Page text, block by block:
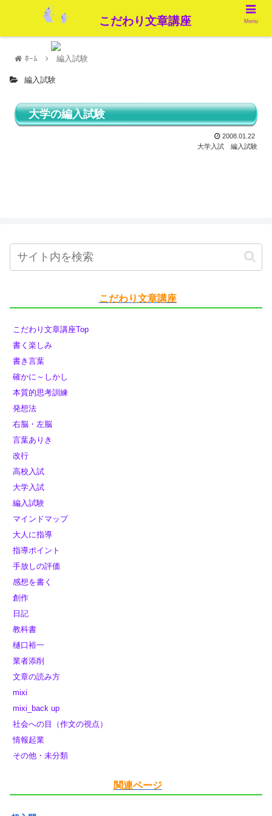
ﾎｰﾑ 編入試験
編入試験
大学の編入試験
2008.01.22
大学入試
編入試験
こだわり文章講座
こだわり文章講座Top
書く楽しみ
書き言葉
確かに～しかし
本質的思考訓練
発想法
右脳・左脳
言葉ありき
改行
高校入試
大学入試
編入試験
マインドマップ
大人に指導
指導ポイント
手放しの評価
感想を書く
創作
日記
教科書
樋口裕一
業者添削
文章の読み方
mixi
mixi_back up
社会への目（作文の視点）
情報起業
その他・未分類
関連ページ
こだわり文章講座 Menu